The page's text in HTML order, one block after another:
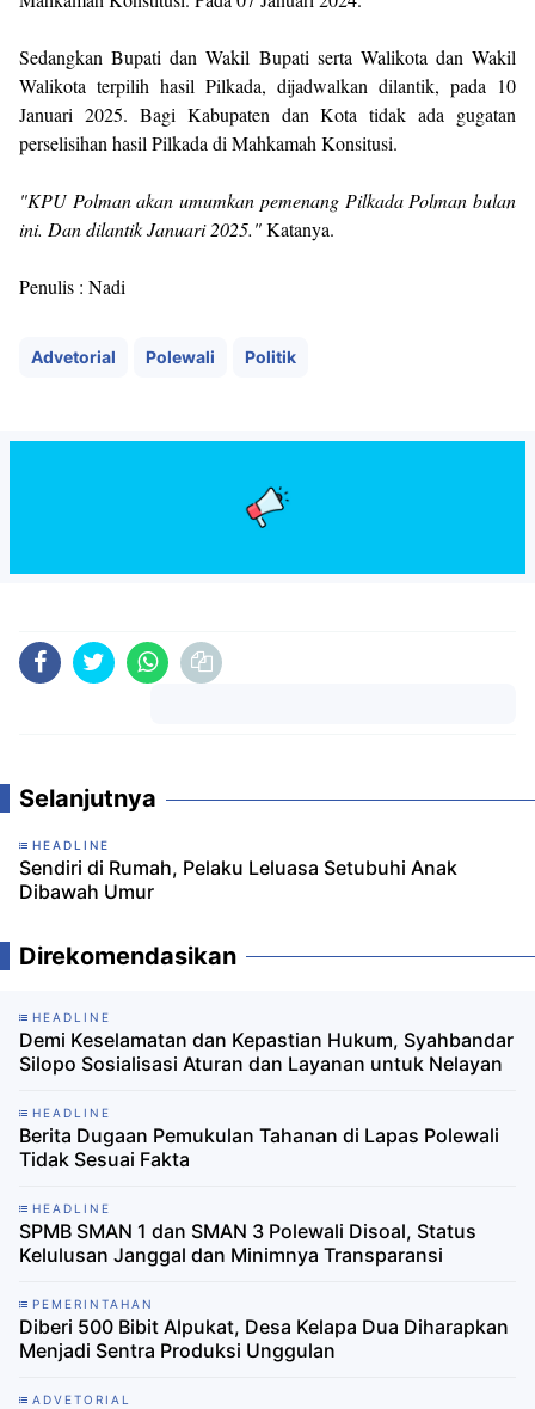
Sedangkan Bupati dan Wakil Bupati serta Walikota dan Wakil
Walikota terpilih hasil Pilkada, dijadwalkan dilantik, pada 10
Januari 2025. Bagi Kabupaten dan Kota tidak ada gugatan
perselisihan hasil Pilkada di Mahkamah Konsitusi.
"KPU Polman akan umumkan pemenang Pilkada Polman bulan
ini. Dan dilantik Januari 2025."Katanya.
Penulis : Nadi
Advetorial Polewali Politik
Selanjutnya
HEADLINE
Sendiri di Rumah, Pelaku Leluasa Setubuhi Anak
Dibawah Umur
Direkomendasikan
HEADLINE
Demi Keselamatan dan Kepastian Hukum, Syahbandar
Silopo Sosialisasi Aturan dan Layanan untuk Nelayan
HEADLINE
Berita Dugaan Pemukulan Tahanan di Lapas Polewali
Tidak Sesuai Fakta
HEADLINE
SPMB SMAN 1 dan SMAN 3 Polewali Disoal, Status
Kelulusan Janggal dan Minimnya Transparansi
PEMERINTAHAN
Diberi 500 Bibit Alpukat, Desa Kelapa Dua Diharapkan
Menjadi Sentra Produksi Unggulan
ADVETORIAL